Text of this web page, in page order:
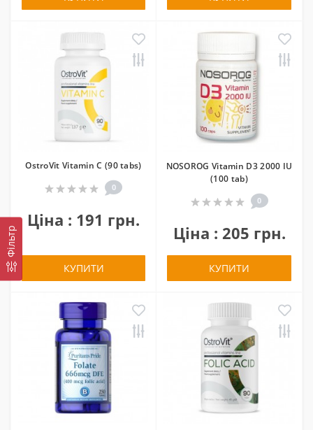
Фільтр
OstroVit Vitamin C (90 tabs)
0
Ціна : 191 грн.
КУПИТИ
NOSOROG Vitamin D3 2000 IU
(100 tab)
0
Ціна : 205 грн.
КУПИТИ